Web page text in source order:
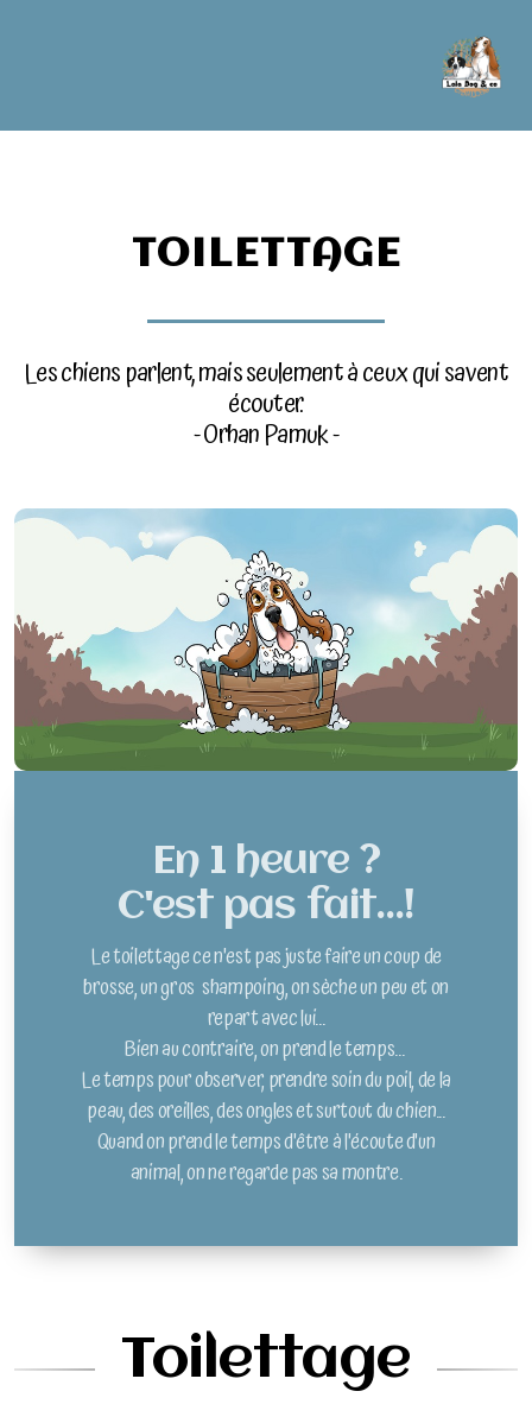
En 1 heure ?
C'est pas fait...!
Le toilettage ce n'est pas juste faire un coup de
brosse, un gros shampoing, on sèche un peu et on
repart avec lui...
Bien au contraire, on prend le temps...
Le temps pour observer, prendre soin du poil, de la
peau, des oreilles, des ongles et surtout du chien...
Quand on prend le temps d'être à l'écoute d'un
animal, on ne regarde pas sa montre.
TOILETTAGE
Les chiens parlent, mais seulement à ceux qui savent
écouter.
- Orhan Pamuk -
Toilettage